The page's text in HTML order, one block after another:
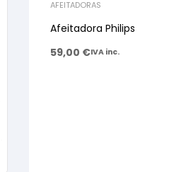
AFEITADORAS
Afeitadora Philips
59,00 €IVA inc.